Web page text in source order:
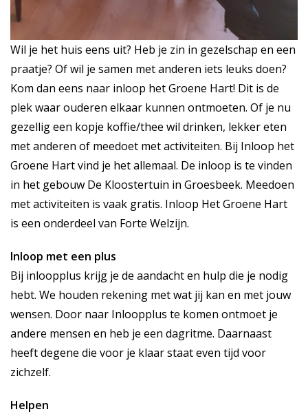
Wil je het huis eens uit? Heb je zin in gezelschap en een
praatje? Of wil je samen met anderen iets leuks doen?
Kom dan eens naar inloop het Groene Hart! Dit is de
plek waar ouderen elkaar kunnen ontmoeten. Of je nu
gezellig een kopje koffie/thee wil drinken, lekker eten
met anderen of meedoet met activiteiten. Bij Inloop het
Groene Hart vind je het allemaal. De inloop is te vinden
in het gebouw De Kloostertuin in Groesbeek. Meedoen
met activiteiten is vaak gratis. Inloop Het Groene Hart
is een onderdeel van Forte Welzijn.
Inloop met een plus
Bij inloopplus krijg je de aandacht en hulp die je nodig
hebt. We houden rekening met wat jij kan en met jouw
wensen. Door naar Inloopplus te komen ontmoet je
andere mensen en heb je een dagritme. Daarnaast
heeft degene die voor je klaar staat even tijd voor
zichzelf.
Helpen